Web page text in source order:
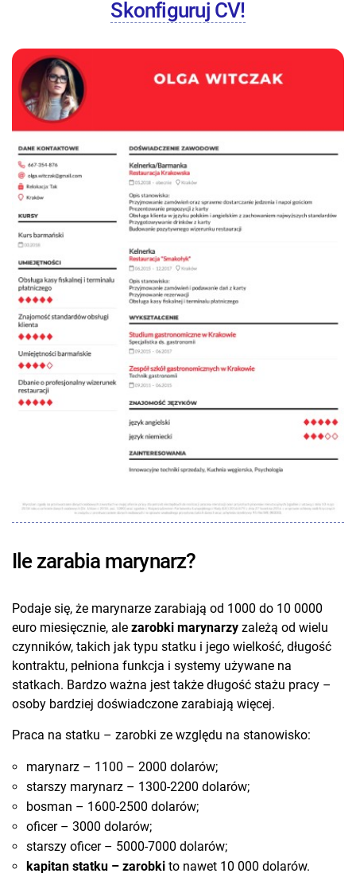
Skonfiguruj CV!
Ile zarabia marynarz?
Podaje się, że marynarze zarabiają od 1000 do 10 0000
euro miesięcznie, ale zarobki marynarzy zależą od wielu
czynników, takich jak typu statku i jego wielkość, długość
kontraktu, pełniona funkcja i systemy używane na
statkach. Bardzo ważna jest także długość stażu pracy –
osoby bardziej doświadczone zarabiają więcej.
Praca na statku – zarobki ze względu na stanowisko:
marynarz – 1100 – 2000 dolarów;
starszy marynarz – 1300-2200 dolarów;
bosman – 1600-2500 dolarów;
oficer – 3000 dolarów;
starszy oficer – 5000-7000 dolarów;
kapitan statku – zarobki to nawet 10 000 dolarów.